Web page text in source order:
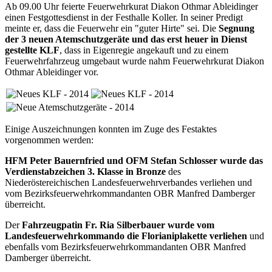
Ab 09.00 Uhr feierte Feuerwehrkurat Diakon Othmar Ableidinger
einen Festgottesdienst in der Festhalle Koller. In seiner Predigt
meinte er, dass die Feuerwehr ein "guter Hirte" sei. Die Segnung
der 3 neuen Atemschutzgeräte und das erst heuer in Dienst
gestellte KLF, dass in Eigenregie angekauft und zu einem
Feuerwehrfahrzeug umgebaut wurde nahm Feuerwehrkurat Diakon
Othmar Ableidinger vor.
Einige Auszeichnungen konnten im Zuge des Festaktes
vorgenommen werden:
HFM Peter Bauernfried und OFM Stefan Schlosser wurde das
Verdienstabzeichen 3. Klasse in Bronze des
Niederöstereichischen Landesfeuerwehrverbandes verliehen und
vom Bezirksfeuerwehrkommandanten OBR Manfred Damberger
überreicht.
DerFahrzeugpatin Fr. Ria Silberbauer wurde vom
Landesfeuerwehrkommando die Florianiplakette verliehen und
ebenfalls vom Bezirksfeuerwehrkommandanten OBR Manfred
Damberger überreicht.